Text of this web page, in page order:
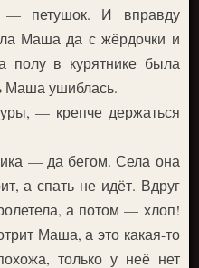
— петушок. И вправду
Маша да с жёрдочки и
полу в курятнике была
Маша ушиблась.
— крепче держаться
— да бегом. Села она
а спать не идёт. Вдруг
а потом — хлоп!
Маша, а это какая-то
только у неё нет